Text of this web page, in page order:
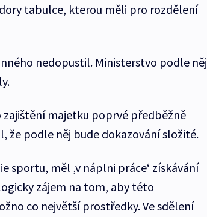
tabulce, kterou měli pro rozdělení
nedopustil. Ministerstvo podle něj
zajištění majetku poprvé předběžně
že podle něj bude dokazování složité.
sportu, měl ‚v náplni práce‘ získávání
zájem na tom, aby této
co největší prostředky. Ve sdělení